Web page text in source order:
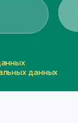
данных